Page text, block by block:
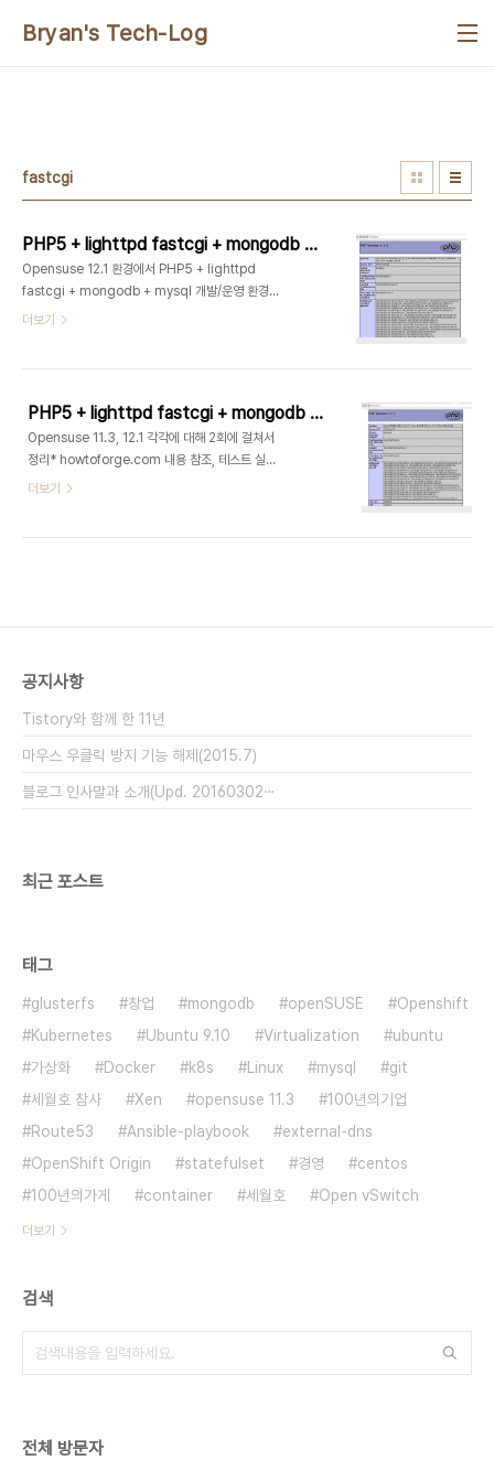
Bryan's Tech-Log
fastcgi
PHP5 + lighttpd fastcgi + mongodb + mysql(openeuse 12.1) 개발/운영 환경 설정
Opensuse 12.1 환경에서 PHP5 + lighttpd
fastcgi + mongodb + mysql 개발/운영 환경
설정* howtoforge.com 내용 참조, 테스트 실행
lighttpd.service * 기존의 php5 fastcgi 가
php5-fpm 패키지로 통합 업그레이드 되었고 별도
daemon으로 동작한다.# zypper in -y php5-
fpm # mv /etc/php5/fpm/php-
fpm.conf.default /etc/php5/fpm/php-
더보기
PHP5 + lighttpd fastcgi + mongodb + mysql(openeuse 11.3) 개발/운영 환경 설정
Opensuse 11.3, 12.1 각각에 대해 2회에 걸쳐서
정리* howtoforge.com 내용 참조, 테스트 실행
& 보완 1. Lighttpd & php5 환경 설정 # zypper
"conf.d/fastcgi.conf" server.modules = (..
더보기
공지사항
Tistory와 함께 한 11년
마우스 우클릭 방지 기능 해제(2015.7)
블로그 인사말과 소개(Upd. 20160302⋯
최근 포스트
태그
glusterfs 창업 mongodb openSUSE
Openshift
Kubernetes
Ubuntu 9.10 Virtualization
ubuntu
가상화
Docker k8s Linux mysql
git
세월호 참사
Xen opensuse 11.3
100년의기업
Route53
Ansible-playbook
external-dns
OpenShift Origin
statefulset 경영
centos
100년의가게
container 세월호 Open vSwitch
더보기
검색
전체 방문자